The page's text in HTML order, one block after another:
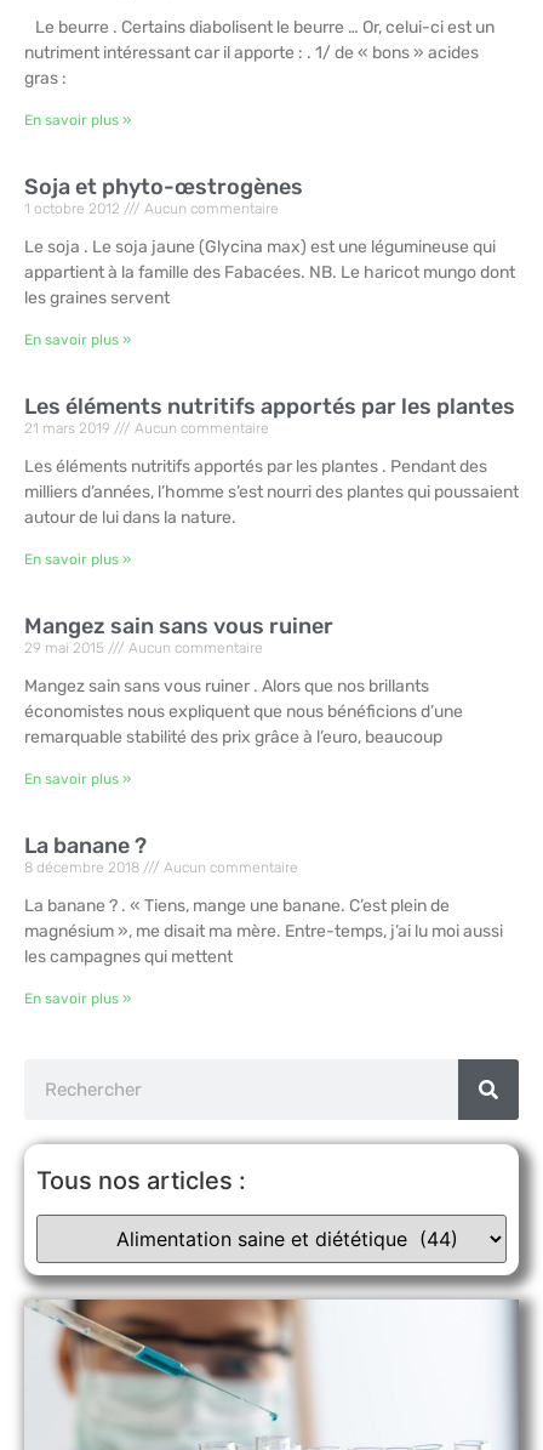
Le beurre . Certains diabolisent le beurre … Or, celui-ci est un
nutriment intéressant car il apporte : . 1/ de « bons » acides
gras :
En savoir plus »
Soja et phyto-œstrogènes
1 octobre 2012 Aucun commentaire
Le soja . Le soja jaune (Glycina max) est une légumineuse qui
appartient à la famille des Fabacées. NB. Le haricot mungo dont
les graines servent
En savoir plus »
Les éléments nutritifs apportés par les plantes
21 mars 2019 Aucun commentaire
Les éléments nutritifs apportés par les plantes . Pendant des
milliers d’années, l’homme s’est nourri des plantes qui poussaient
autour de lui dans la nature.
En savoir plus »
Mangez sain sans vous ruiner
29 mai 2015 Aucun commentaire
Mangez sain sans vous ruiner . Alors que nos brillants
économistes nous expliquent que nous bénéficions d’une
remarquable stabilité des prix grâce à l’euro, beaucoup
En savoir plus »
La banane ?
8 décembre 2018 Aucun commentaire
La banane ? . « Tiens, mange une banane. C’est plein de
magnésium », me disait ma mère. Entre-temps, j’ai lu moi aussi
les campagnes qui mettent
En savoir plus »
Tous nos articles :